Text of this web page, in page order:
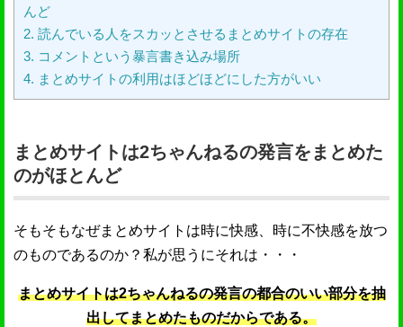
んど
2. 読んでいる人をスカッとさせるまとめサイトの存在
3. コメントという暴言書き込み場所
4. まとめサイトの利用はほどほどにした方がいい
まとめサイトは2ちゃんねるの発言をまとめた
のがほとんど
そもそもなぜまとめサイトは時に快感、時に不快感を放つ
のものであるのか？私が思うにそれは・・・
まとめサイトは2ちゃんねるの発言の都合のいい部分を抽
出してまとめたものだからである。